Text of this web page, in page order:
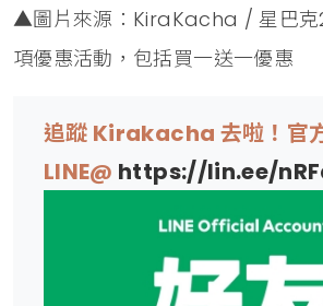
▲圖片來源：KiraKacha / 星巴克
項優惠活動，包括買一送一優惠
追蹤 Kirakacha 去啦！官
LINE@ https://lin.ee/